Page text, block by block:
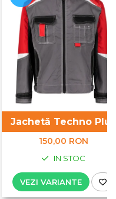
Jachetă Techno Plus
150,00 RON
IN STOC
VEZI VARIANTE